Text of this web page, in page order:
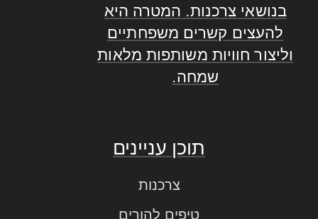
בנושאי צרכנות. המטרה היא
להעצים קשרים משפחתיים
וליצור חוויות משותפות מלאות
שמחה.
תוכן עניינים
צרכנות
טיפים להורים